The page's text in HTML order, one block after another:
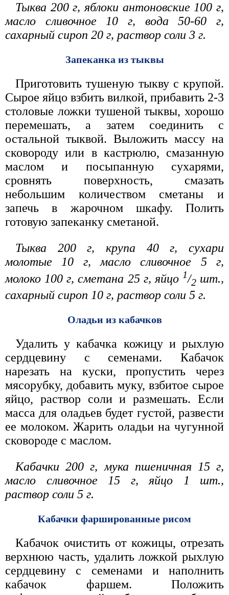
Тыква 200 г, яблоки антоновские 100 г,
масло сливочное 10 г, вода 50-60 г,
сахарный сироп 20 г, раствор соли 3 г.
Запеканка из тыквы
Приготовить тушеную тыкву с крупой.
Сырое яйцо взбить вилкой, прибавить 2-3
столовые ложки тушеной тыквы, хорошо
перемешать, а затем соединить с
остальной тыквой. Выложить массу на
сковороду или в кастрюлю, смазанную
маслом и посыпанную сухарями,
сровнять поверхность, смазать
небольшим количеством сметаны и
запечь в жарочном шкафу. Полить
готовую запеканку сметаной.
Тыква 200 г, крупа 40 г, сухари
молотые 10 г, масло сливочное 5 г,
молоко 100 г, сметана 25 г, яйцо 1/2шт.,
сахарный сироп 10 г, раствор соли 5 г.
Оладьи из кабачков
Удалить у кабачка кожицу и рыхлую
сердцевину с семенами. Кабачок
нарезать на куски, пропустить через
мясорубку, добавить муку, взбитое сырое
яйцо, раствор соли и размешать. Если
масса для оладьев будет густой, развести
ее молоком. Жарить оладьи на чугунной
сковороде с маслом.
Кабачки 200 г, мука пшеничная 15 г,
масло сливочное 15 г, яйцо 1 шт.,
раствор соли 5 г.
Кабачки фаршированные рисом
Кабачок очистить от кожицы, отрезать
верхнюю часть, удалить ложкой рыхлую
сердцевину с семенами и наполнить
кабачок фаршем. Положить